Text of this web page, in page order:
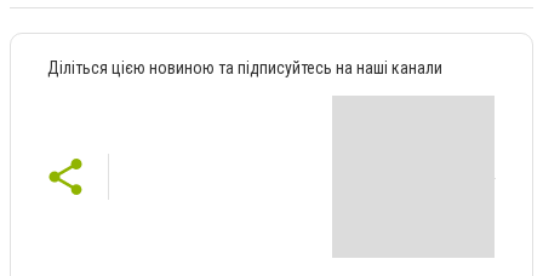
Діліться цією новиною та підписуйтесь на наші канали